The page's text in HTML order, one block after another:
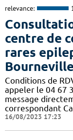
relevance:
centre de
rares
Conditions de
appeler le 04 67
message
correspondant
16/08/2023 17:23